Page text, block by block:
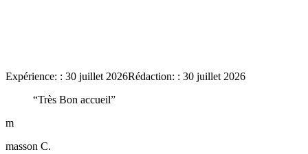
Expérience: : 30 juillet 2026Rédaction: : 30 juillet 2026
“Très Bon accueil”
m
masson C.